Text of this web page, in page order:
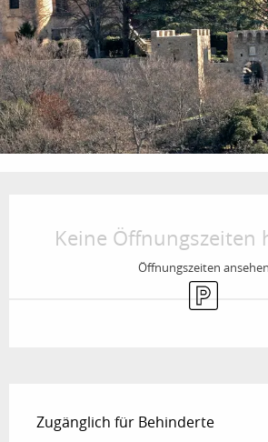
Keine Öffnungszeiten
Öffnungszeiten ansehen
Parkplatz
Zugänglich für Behinderte